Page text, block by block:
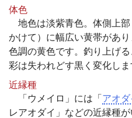
体色
地色は淡紫青色。体側上部
かけて）に幅広い黄帯があり
色調の黄色です。釣り上げ
彩は失われどす黒く変化しま
近縁種
「ウメイロ」には「 アオダ
レアオダイ」などの近縁種が